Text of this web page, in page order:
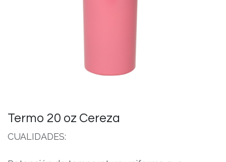
Termo 20 oz Cereza
CUALIDADES: